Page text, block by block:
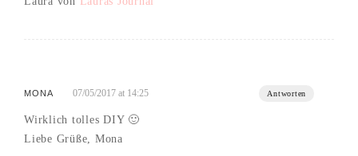
MONA 07/05/2017 at 14:25 Antworten
Wirklich tolles DIY 🙂
Liebe Grüße, Mona